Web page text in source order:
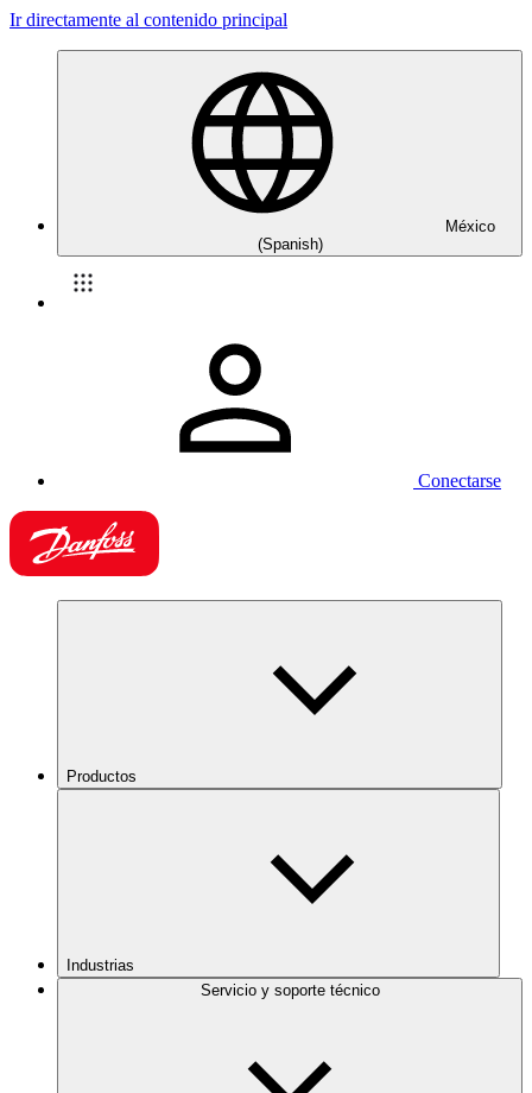
Ir directamente al contenido principal
México
(Spanish)
Conectarse
Productos
Industrias
Servicio y soporte técnico